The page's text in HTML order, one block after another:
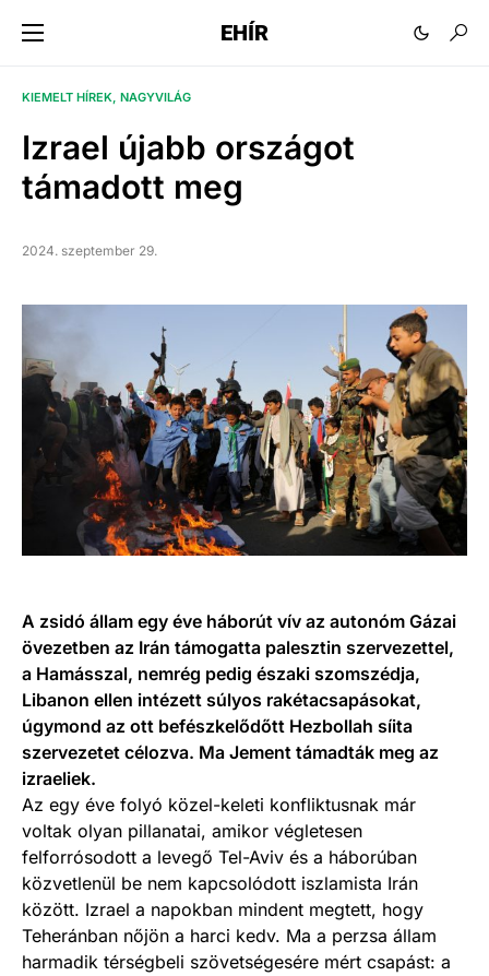
EHÍR
KIEMELT HÍREK NAGYVILÁG
Izrael újabb országot
támadott meg
2024. szeptember 29.
A zsidó állam egy éve háborút vív az autonóm Gázai
övezetben az Irán támogatta palesztin szervezettel,
a Hamásszal, nemrég pedig északi szomszédja,
Libanon ellen intézett súlyos rakétacsapásokat,
úgymond az ott befészkelődőtt Hezbollah síita
szervezetet célozva. Ma Jement támadták meg az
izraeliek.
Az egy éve folyó közel-keleti konfliktusnak már
voltak olyan pillanatai, amikor végletesen
felforrósodott a levegő Tel-Aviv és a háborúban
közvetlenül be nem kapcsolódott iszlamista Irán
között. Izrael a napokban mindent megtett, hogy
Teheránban nőjön a harci kedv. Ma a perzsa állam
harmadik térségbeli szövetségesére mért csapást: a